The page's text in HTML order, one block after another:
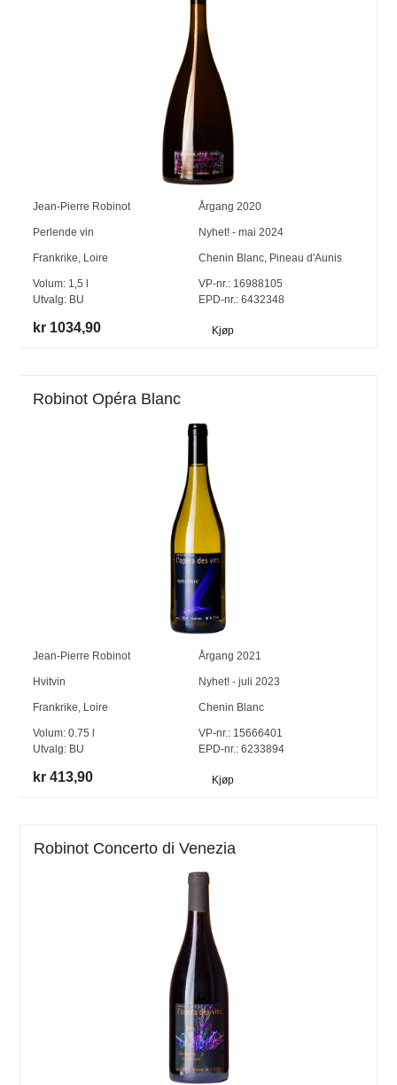
Jean-Pierre Robinot Årgang 2020
Perlende vin Nyhet! - mai 2024
Frankrike, Loire Chenin Blanc, Pineau d'Aunis
Volum: 1,5
Utvalg: BU
VP-nr.:16988105
EPD-nr.: 6432348
kr 1034,90 Kjøp
Robinot Opéra Blanc
Jean-Pierre Robinot Årgang 2021
Hvitvin Nyhet! - juli 2023
Frankrike, Loire Chenin Blanc
Volum:0.75
Utvalg: BU
VP-nr.:15666401
EPD-nr.: 6233894
kr 413,90 Kjøp
Robinot Concerto di Venezia